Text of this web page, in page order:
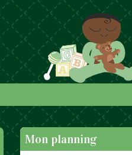
Mon planning